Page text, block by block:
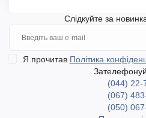
Слідкуйте за
Я прочитав Політика
(044) 22-
(067)
(050)